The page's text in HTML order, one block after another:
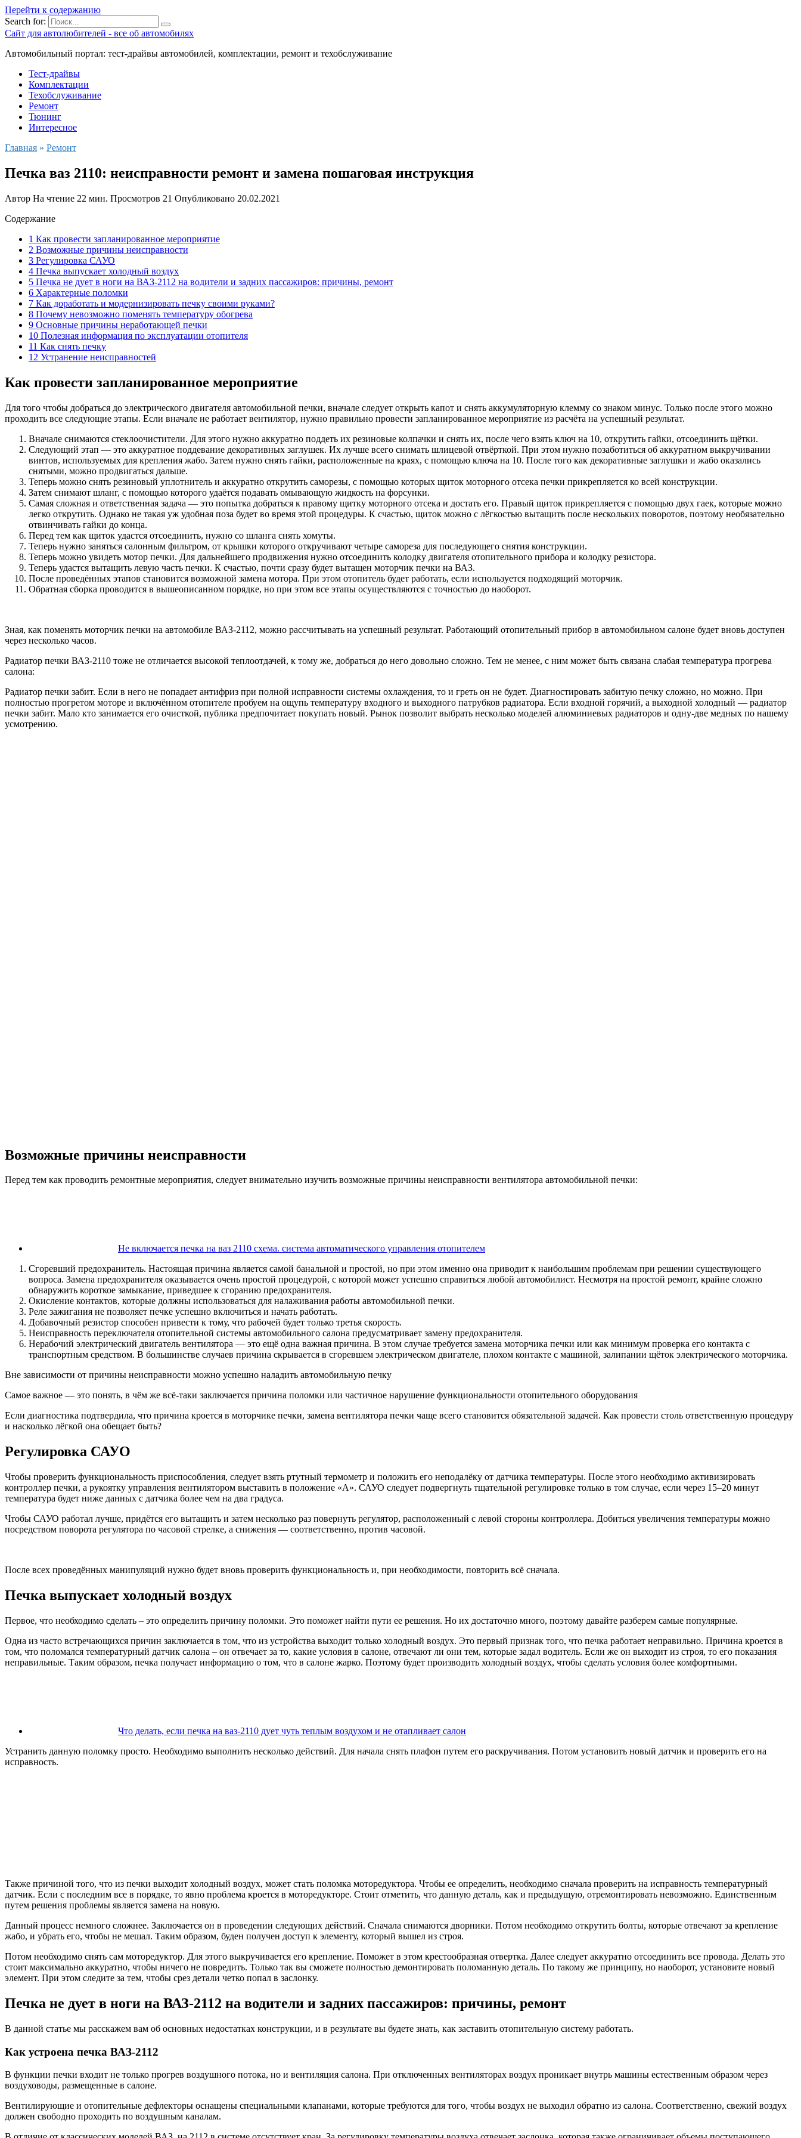
Перейти к содержанию
Search for:
Сайт для автолюбителей - все об автомобилях
Автомобильный портал: тест-драйвы автомобилей, комплектации, ремонт и техобслуживание
Тест-драйвы
Комплектации
Техобслуживание
Ремонт
Тюнинг
Интересное
Главная » Ремонт
Печка ваз 2110: неисправности ремонт и замена пошаговая инструкция
Автор На чтение 22 мин. Просмотров 21 Опубликовано 20.02.2021
Содержание
1 Как провести запланированное мероприятие
2 Возможные причины неисправности
3 Регулировка САУО
4 Печка выпускает холодный воздух
5 Печка не дует в ноги на ВАЗ-2112 на водители и задних пассажиров: причины, ремонт
6 Характерные поломки
7 Как доработать и модернизировать печку своими руками?
8 Почему невозможно поменять температуру обогрева
9 Основные причины неработающей печки
10 Полезная информация по эксплуатации отопителя
11 Как снять печку
12 Устранение неисправностей
Как провести запланированное мероприятие
Для того чтобы добраться до электрического двигателя автомобильной печки, вначале следует открыть капот и снять аккумуляторную клемму со знаком минус. Только после этого можно
проходить все следующие этапы. Если вначале не работает вентилятор, нужно правильно провести запланированное мероприятие из расчёта на успешный результат.
Вначале снимаются стеклоочистители. Для этого нужно аккуратно поддеть их резиновые колпачки и снять их, после чего взять ключ на 10, открутить гайки, отсоединить щётки.
Следующий этап — это аккуратное поддевание декоративных заглушек. Их лучше всего снимать шлицевой отвёрткой. При этом нужно позаботиться об аккуратном выкручивании
винтов, используемых для крепления жабо. Затем нужно снять гайки, расположенные на краях, с помощью ключа на 10. После того как декоративные заглушки и жабо оказались
снятыми, можно продвигаться дальше.
Теперь можно снять резиновый уплотнитель и аккуратно открутить саморезы, с помощью которых щиток моторного отсека печки прикрепляется ко всей конструкции.
Затем снимают шланг, с помощью которого удаётся подавать омывающую жидкость на форсунки.
Самая сложная и ответственная задача — это попытка добраться к правому щитку моторного отсека и достать его. Правый щиток прикрепляется с помощью двух гаек, которые можно
легко открутить. Однако не такая уж удобная поза будет во время этой процедуры. К счастью, щиток можно с лёгкостью вытащить после нескольких поворотов, поэтому необязательно
отвинчивать гайки до конца.
Перед тем как щиток удастся отсоединить, нужно со шланга снять хомуты.
Теперь нужно заняться салонным фильтром, от крышки которого откручивают четыре самореза для последующего снятия конструкции.
Теперь можно увидеть мотор печки. Для дальнейшего продвижения нужно отсоединить колодку двигателя отопительного прибора и колодку резистора.
Теперь удастся вытащить левую часть печки. К счастью, почти сразу будет вытащен моторчик печки на ВАЗ.
После проведённых этапов становится возможной замена мотора. При этом отопитель будет работать, если используется подходящий моторчик.
Обратная сборка проводится в вышеописанном порядке, но при этом все этапы осуществляются с точностью до наоборот.
Зная, как поменять моторчик печки на автомобиле ВАЗ-2112, можно рассчитывать на успешный результат. Работающий отопительный прибор в автомобильном салоне будет вновь доступен
через несколько часов.
Радиатор печки ВАЗ-2110 тоже не отличается высокой теплоотдачей, к тому же, добраться до него довольно сложно. Тем не менее, с ним может быть связана слабая температура прогрева
салона:
Радиатор печки забит. Если в него не попадает антифриз при полной исправности системы охлаждения, то и греть он не будет. Диагностировать забитую печку сложно, но можно. При
полностью прогретом моторе и включённом отопителе пробуем на ощупь температуру входного и выходного патрубков радиатора. Если входной горячий, а выходной холодный — радиатор
печки забит. Мало кто занимается его очисткой, публика предпочитает покупать новый. Рынок позволит выбрать несколько моделей алюминиевых радиаторов и одну-две медных по нашему
усмотрению.
Возможные причины неисправности
Перед тем как проводить ремонтные мероприятия, следует внимательно изучить возможные причины неисправности вентилятора автомобильной печки:
Не включается печка на ваз 2110 схема. система автоматического управления отопителем
Сгоревший предохранитель. Настоящая причина является самой банальной и простой, но при этом именно она приводит к наибольшим проблемам при решении существующего
вопроса. Замена предохранителя оказывается очень простой процедурой, с которой может успешно справиться любой автомобилист. Несмотря на простой ремонт, крайне сложно
обнаружить короткое замыкание, приведшее к сгоранию предохранителя.
Окисление контактов, которые должны использоваться для налаживания работы автомобильной печки.
Реле зажигания не позволяет печке успешно включиться и начать работать.
Добавочный резистор способен привести к тому, что рабочей будет только третья скорость.
Неисправность переключателя отопительной системы автомобильного салона предусматривает замену предохранителя.
Нерабочий электрический двигатель вентилятора — это ещё одна важная причина. В этом случае требуется замена моторчика печки или как минимум проверка его контакта с
транспортным средством. В большинстве случаев причина скрывается в сгоревшем электрическом двигателе, плохом контакте с машиной, залипании щёток электрического моторчика.
Вне зависимости от причины неисправности можно успешно наладить автомобильную печку
Самое важное — это понять, в чём же всё-таки заключается причина поломки или частичное нарушение функциональности отопительного оборудования
Если диагностика подтвердила, что причина кроется в моторчике печки, замена вентилятора печки чаще всего становится обязательной задачей. Как провести столь ответственную процедуру
и насколько лёгкой она обещает быть?
Регулировка САУО
Чтобы проверить функциональность приспособления, следует взять ртутный термометр и положить его неподалёку от датчика температуры. После этого необходимо активизировать
контроллер печки, а рукоятку управления вентилятором выставить в положение «А». САУО следует подвергнуть тщательной регулировке только в том случае, если через 15–20 минут
температура будет ниже данных с датчика более чем на два градуса.
Чтобы САУО работал лучше, придётся его вытащить и затем несколько раз повернуть регулятор, расположенный с левой стороны контроллера. Добиться увеличения температуры можно
посредством поворота регулятора по часовой стрелке, а снижения — соответственно, против часовой.
После всех проведённых манипуляций нужно будет вновь проверить функциональность и, при необходимости, повторить всё сначала.
Печка выпускает холодный воздух
Первое, что необходимо сделать – это определить причину поломки. Это поможет найти пути ее решения. Но их достаточно много, поэтому давайте разберем самые популярные.
Одна из часто встречающихся причин заключается в том, что из устройства выходит только холодный воздух. Это первый признак того, что печка работает неправильно. Причина кроется в
том, что поломался температурный датчик салона – он отвечает за то, какие условия в салоне, отвечают ли они тем, которые задал водитель. Если же он выходит из строя, то его показания
неправильные. Таким образом, печка получает информацию о том, что в салоне жарко. Поэтому будет производить холодный воздух, чтобы сделать условия более комфортными.
Что делать, если печка на ваз-2110 дует чуть теплым воздухом и не отапливает салон
Устранить данную поломку просто. Необходимо выполнить несколько действий. Для начала снять плафон путем его раскручивания. Потом установить новый датчик и проверить его на
исправность.
Также причиной того, что из печки выходит холодный воздух, может стать поломка моторедуктора. Чтобы ее определить, необходимо сначала проверить на исправность температурный
датчик. Если с последним все в порядке, то явно проблема кроется в моторедукторе. Стоит отметить, что данную деталь, как и предыдущую, отремонтировать невозможно. Единственным
путем решения проблемы является замена на новую.
Данный процесс немного сложнее. Заключается он в проведении следующих действий. Сначала снимаются дворники. Потом необходимо открутить болты, которые отвечают за крепление
жабо, и убрать его, чтобы не мешал. Таким образом, буден получен доступ к элементу, который вышел из строя.
Потом необходимо снять сам моторедуктор. Для этого выкручивается его крепление. Поможет в этом крестообразная отвертка. Далее следует аккуратно отсоединить все провода. Делать это
стоит максимально аккуратно, чтобы ничего не повредить. Только так вы сможете полностью демонтировать поломанную деталь. По такому же принципу, но наоборот, установите новый
элемент. При этом следите за тем, чтобы срез детали четко попал в заслонку.
Печка не дует в ноги на ВАЗ-2112 на водители и задних пассажиров: причины, ремонт
В данной статье мы расскажем вам об основных недостатках конструкции, и в результате вы будете знать, как заставить отопительную систему работать.
Как устроена печка ВАЗ-2112
В функции печки входит не только прогрев воздушного потока, но и вентиляция салона. При отключенных вентиляторах воздух проникает внутрь машины естественным образом через
воздуховоды, размещенные в салоне.
Вентилирующие и отопительные дефлекторы оснащены специальными клапанами, которые требуются для того, чтобы воздух не выходил обратно из салона. Соответственно, свежий воздух
должен свободно проходить по воздушным каналам.